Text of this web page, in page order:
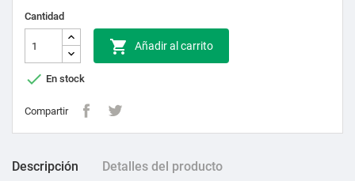
Cantidad
 Añadir al carrito
 En stock
Compartir
Descripción Detalles del producto